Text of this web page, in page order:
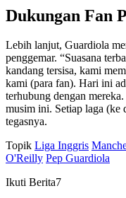
Dukungan Fan
Lebih lanjut, Guardiola
penggemar. “Suasana
kandang tersisa, kami
kami (para fan). Hari ini
terhubung dengan
musim ini. Setiap laga (ke
tegasnya.
Topik Liga Inggris
O'Reilly Pep Guardiola
Ikuti Berita7